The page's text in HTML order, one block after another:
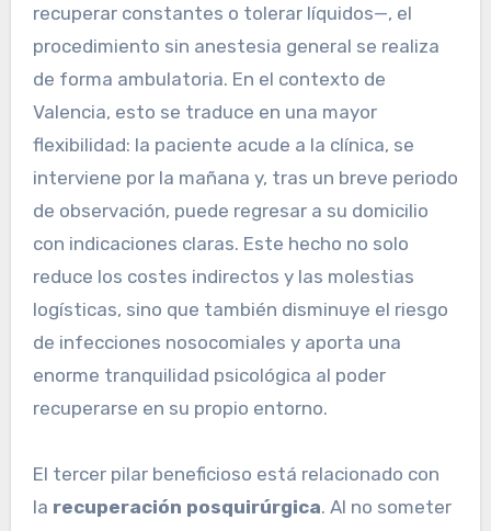
recuperar constantes o tolerar líquidos—, el
procedimiento sin anestesia general se realiza
de forma ambulatoria. En el contexto de
Valencia, esto se traduce en una mayor
flexibilidad: la paciente acude a la clínica, se
interviene por la mañana y, tras un breve periodo
de observación, puede regresar a su domicilio
con indicaciones claras. Este hecho no solo
reduce los costes indirectos y las molestias
logísticas, sino que también disminuye el riesgo
de infecciones nosocomiales y aporta una
enorme tranquilidad psicológica al poder
recuperarse en su propio entorno.
El tercer pilar beneficioso está relacionado con
la recuperación posquirúrgica. Al no someter